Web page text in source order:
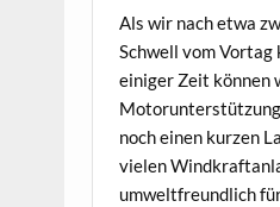
Als wir nach etwa
Schwell vom Vortag
einiger Zeit können
Motorunterstützung
noch einen kurzen
vielen
umweltfreundlich